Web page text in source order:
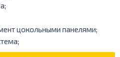
цокольными панелями;